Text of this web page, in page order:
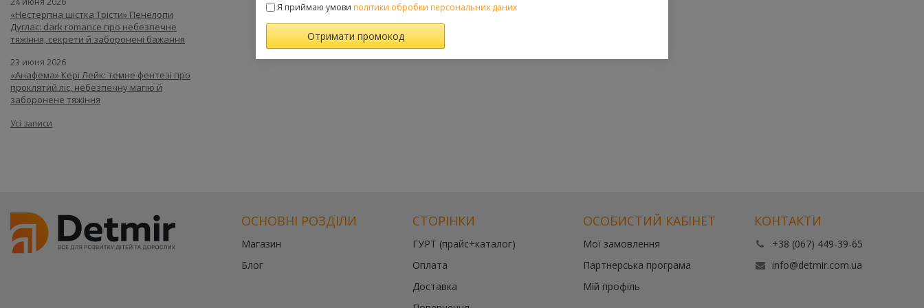
«Нестерпна шістка Трісти» Пенелопи
Дуглас: dark romance про небезпечне
тяжіння, секрети й заборонені бажання
23 июня 2026
«Анафема» Кері Лейк: темне фентезі про
проклятий ліс, небезпечну магію й
заборонене тяжіння
Усі записи
ОСНОВНІ РОЗДІЛИ
Магазин
Блог
СТОРІНКИ
ГУРТ (прайс+каталог)
Оплата
Доставка
ОСОБИСТИЙ КАБІНЕТ
Мої замовлення
Партнерська програма
Мій профіль
КОНТАКТИ
+38 (067) 449-39-65
info@detmir.com.ua
Я приймаю умови політики обробки персональних даних